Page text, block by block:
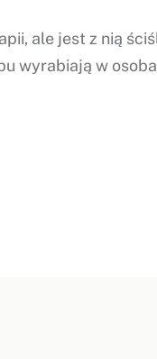
ale jest z nią
wyrabiają w